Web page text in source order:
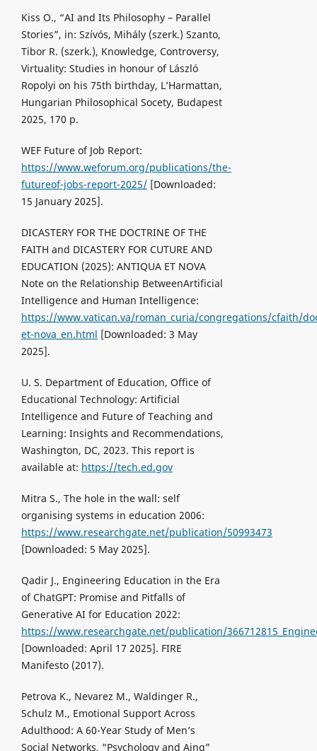
Kiss O., “AI and Its Philosophy – Parallel
Stories”, in: Szívós, Mihály (szerk.) Szanto,
Tibor R. (szerk.), Knowledge, Controversy,
Virtuality: Studies in honour of László
Ropolyi on his 75th birthday, L’Harmattan,
Hungarian Philosophical Socety, Budapest
2025, 170 p.
WEF Future of Job Report:
https://www.weforum.org/publications/the-
futureof-jobs-report-2025/[Downloaded:
15 January 2025].
DICASTERY FOR THE DOCTRINE OF THE
FAITH and DICASTERY FOR CUTURE AND
EDUCATION (2025): ANTIQUA ET NOVA
Note on the Relationship BetweenArtificial
Intelligence and Human Intelligence:
https://www.vatican.va/roman_curia/congregations/cfaith/
et-nova_en.html [Downloaded: 3 May
2025].
U. S. Department of Education, Office of
Educational Technology: Artificial
Intelligence and Future of Teaching and
Learning: Insights and Recommendations,
Washington, DC, 2023. This report is
available at: https://tech.ed.gov
Mitra S., The hole in the wall: self
organising systems in education 2006:
https://www.researchgate.net/publication/50993473
[Downloaded: 5 May 2025].
Qadir J., Engineering Education in the Era
of ChatGPT: Promise and Pitfalls of
Generative AI for Education 2022:
https://www.researchgate.net/publication/
[Downloaded: April 17 2025]. FIRE
Manifesto (2017).
Petrova K., Nevarez M., Waldinger R.,
Schulz M., Emotional Support Across
Adulthood: A 60-Year Study of Men’s
Social Networks, “Psychology and Aing”